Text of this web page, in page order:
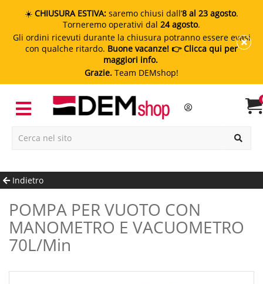
☀️ CHIUSURA ESTIVA: saremo chiusi dall’8 al 23 agosto.
Torneremo operativi dal 24 agosto.
Gli ordini ricevuti durante la chiusura potranno essere evasi
con qualche ritardo. Buone vacanze! 👉 Clicca qui per
maggiori info.
Grazie. Team DEMshop!
Indietro
POMPA PER VUOTO CON
MANOMETRO E VACUOMETRO
70L/min